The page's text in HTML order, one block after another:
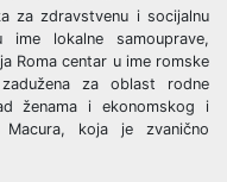
za zdravstvenu i socijalnu
lokalne samouprave,
Roma centar u ime romske
za oblast rodne
ženama i ekonomskog i
Macura, koja je zvanično